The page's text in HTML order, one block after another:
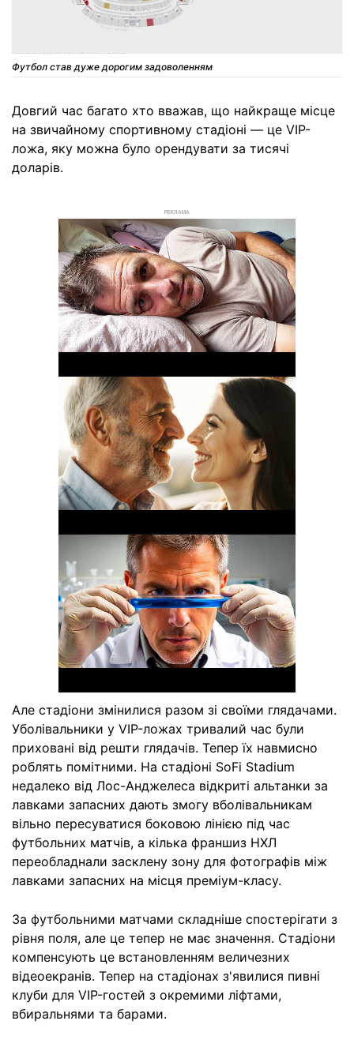
Футбол став дуже дорогим задоволенням
Довгий час багато хто вважав, що найкраще місце
на звичайному спортивному стадіоні — це VIP-
ложа, яку можна було орендувати за тисячі
доларів.
РЕКЛАМА
Але стадіони змінилися разом зі своїми глядачами.
Уболівальники у VIP-ложах тривалий час були
приховані від решти глядачів. Тепер їх навмисно
роблять помітними. На стадіоні SoFi Stadium
недалеко від Лос-Анджелеса відкриті альтанки за
лавками запасних дають змогу вболівальникам
вільно пересуватися боковою лінією під час
футбольних матчів, а кілька франшиз НХЛ
переобладнали засклену зону для фотографів між
лавками запасних на місця преміум-класу.
За футбольними матчами складніше спостерігати з
рівня поля, але це тепер не має значення. Стадіони
компенсують це встановленням величезних
відеоекранів. Тепер на стадіонах з'явилися пивні
клуби для VIP-гостей з окремими ліфтами,
вбиральнями та барами.